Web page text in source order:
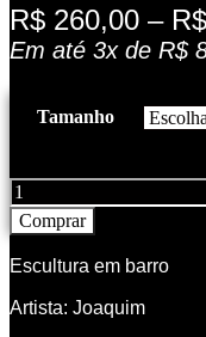
R$ 260,00 – R$
Em até 3x de R$
Tamanho
Santo
Antônio
de
quantidade
Comprar
Escultura em barro
Artista: Joaquim